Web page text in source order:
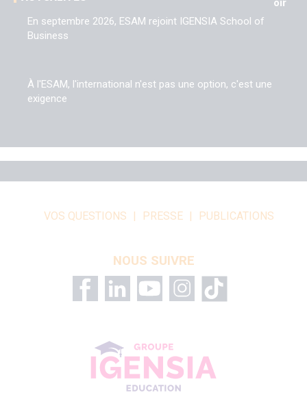
oir
En septembre 2026, ESAM rejoint IGENSIA School of
Business
À l'ESAM, l'international n'est pas une option, c'est une
exigence
VOS QUESTIONS PRESSE PUBLICATIONS
NOUS SUIVRE